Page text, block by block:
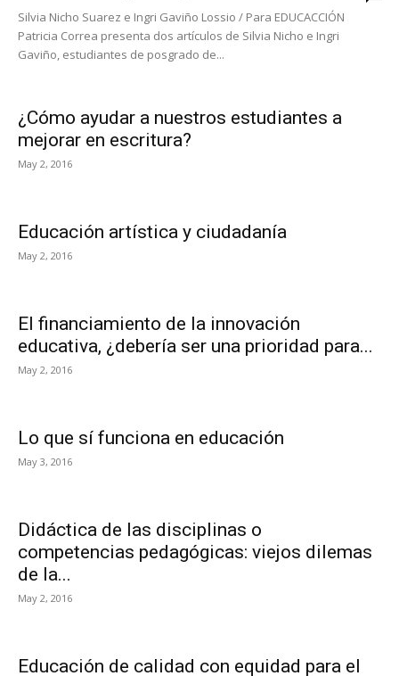
Silvia Nicho Suarez e Ingri Gaviño Lossio / Para EDUCACCIÓN
Patricia Correa presenta dos artículos de Silvia Nicho e Ingri
Gaviño, estudiantes de posgrado de...
¿Cómo ayudar a nuestros estudiantes a
mejorar en escritura?
May 2, 2016
Educación artística y ciudadanía
May 2, 2016
El financiamiento de la innovación
educativa, ¿debería ser una prioridad para...
May 2, 2016
Lo que sí funciona en educación
May 3, 2016
Didáctica de las disciplinas o
competencias pedagógicas: viejos dilemas
de la...
May 2, 2016
Educación de calidad con equidad para el